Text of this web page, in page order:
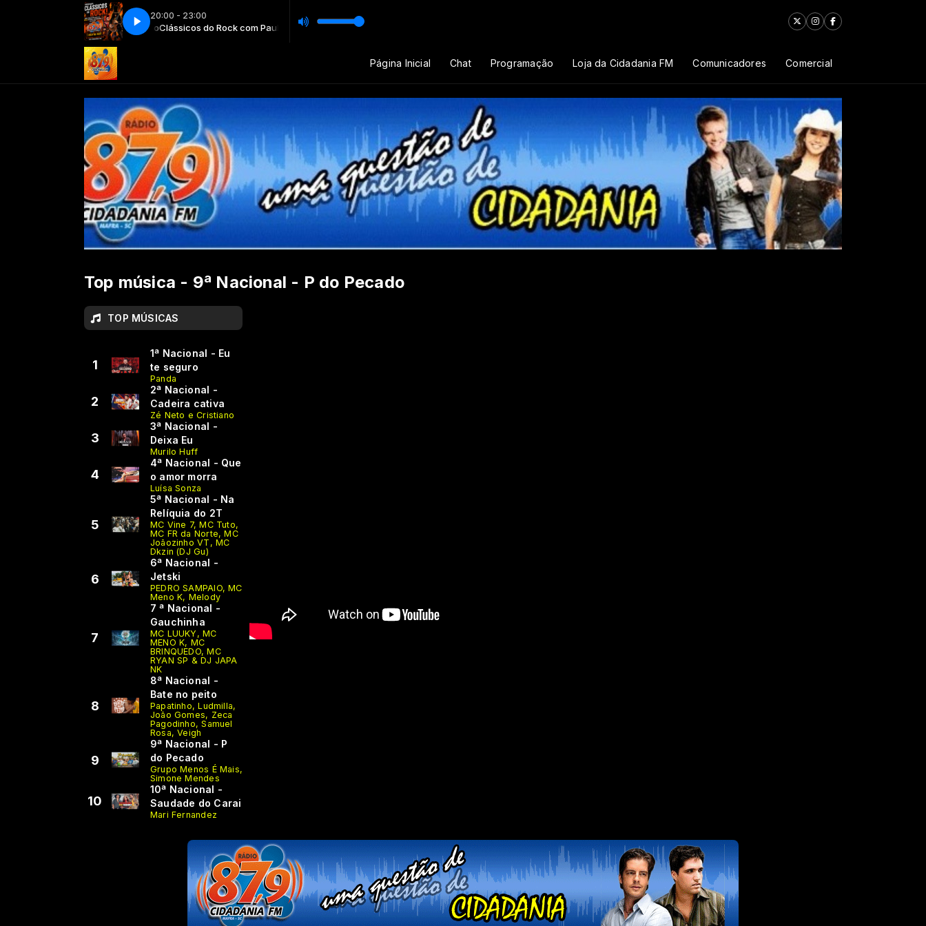
20:00 - 23:00
com Paulo Sergio Carvalho Clássicos do Rock com Paulo Sergio Carvalho
Página Inicial Chat Programação Loja da Cidadania FM Comunicadores Comercial
Top música - 9ª Nacional - P do Pecado
TOP MÚSICAS
1
1ª Nacional - Eu
te seguro
Panda
2
2ª Nacional -
Cadeira cativa
Zé Neto e Cristiano
3
3ª Nacional -
Deixa Eu
Murilo Huff
4
4ª Nacional - Que
o amor morra
Luísa Sonza
5
5ª Nacional - Na
Relíquia do 2T
MC Vine 7, MC Tuto,
MC FR da Norte, MC
Joãozinho VT, MC
Dkzin (DJ Gu)
6
6ª Nacional -
Jetski
PEDRO SAMPAIO, MC
Meno K, Melody
7
7 ª Nacional -
Gauchinha
MC LUUKY, MC
MENO K, MC
BRINQUEDO, MC
RYAN SP & DJ JAPA
NK
8
8ª Nacional -
Bate no peito
Papatinho, Ludmilla,
João Gomes, Zeca
Pagodinho, Samuel
Rosa, Veigh
9
9ª Nacional - P
do Pecado
Grupo Menos É Mais,
Simone Mendes
10
10ª Nacional -
Saudade do Carai
Mari Fernandez